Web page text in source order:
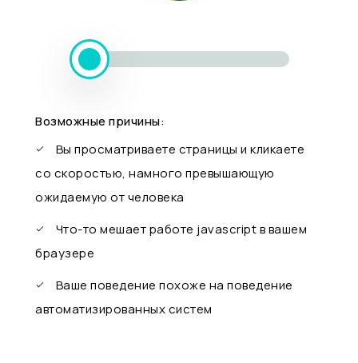
Возможные причины:
Вы просматриваете страницы и кликаете
со скоростью, намного превышающую
ожидаемую от человека
Что-то мешает работе javascript в вашем
браузере
Ваше поведение похоже на поведение
автоматизированных систем